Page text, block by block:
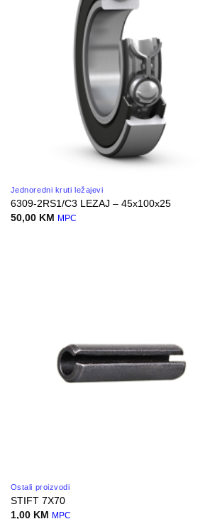
Jednoredni kruti ležajevi
6309-2RS1/C3 LEZAJ – 45x100x25
50,00 KM MPC
Ostali proizvodi
STIFT 7X70
1,00 KM MPC